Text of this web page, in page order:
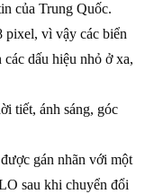
của Trung Quốc.
pixel, vì vậy các biển
dấu hiệu nhỏ ở xa,
tiết, ánh sáng, góc
gán nhãn với một
sau khi chuyển đổi